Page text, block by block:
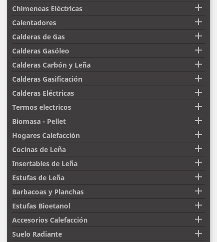
Chimeneas Eléctricas 
Calentadores 
Calderas de Gas 
Calderas Gasóleo 
Calderas Carbón y Leña 
Calderas Gasificación 
Calderas Eléctricas 
Termos electricos 
Biomasa - Pellet 
Hogares Calefacción 
Cocinas de Leña 
Insertables de Leña 
Estufas de Leña 
Barbacoas y Planchas 
Estufas Bioetanol 
Accesorios Calefacción 
Suelo Radiante 